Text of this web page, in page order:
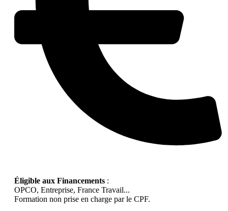
Éligible aux Financements :
OPCO, Entreprise, France Travail...
Formation non prise en charge par le CPF.